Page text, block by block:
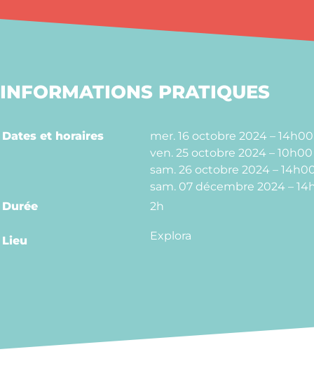
INFORMATIONS PRATIQUES
Dates et horaires
mer. 16 octobre 2024 – 14h00
ven. 25 octobre 2024 – 10h00
sam. 26 octobre 2024 –
sam. 07 décembre 2024 –
Durée
2h
Lieu Explora